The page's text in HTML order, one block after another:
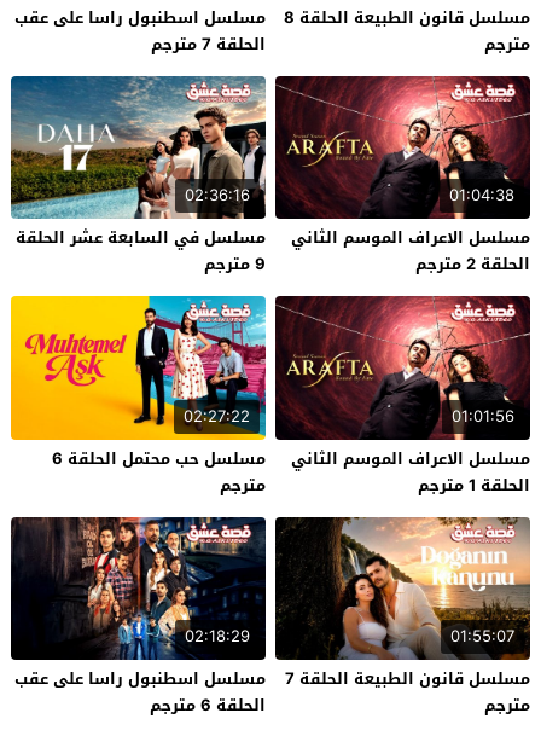
مسلسل قانون الطبيعة الحلقة 8
مترجم
مسلسل اسطنبول راسا على عقب
الحلقة 7 مترجم
01:04:38
مسلسل الاعراف الموسم الثاني
الحلقة 2 مترجم
02:36:16
مسلسل في السابعة عشر الحلقة
9 مترجم
01:01:56
مسلسل الاعراف الموسم الثاني
الحلقة 1 مترجم
02:27:22
مسلسل حب محتمل الحلقة 6
مترجم
01:55:07
مسلسل قانون الطبيعة الحلقة 7
مترجم
02:18:29
مسلسل اسطنبول راسا على عقب
الحلقة 6 مترجم